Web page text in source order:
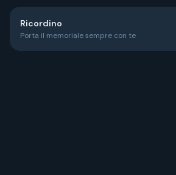
Ricordino
Porta il memoriale sempre con te